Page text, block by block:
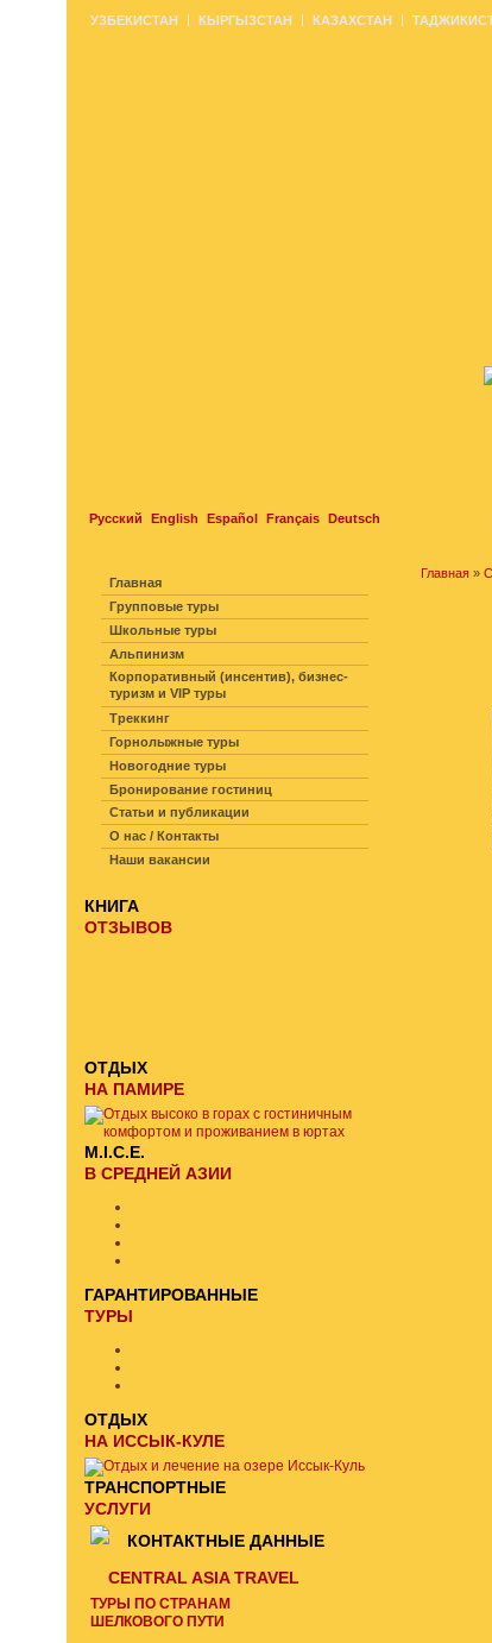
Русский English Español Français Deutsch
УЗБЕКИСТАН КЫРГЫЗСТАН КАЗАХСТАН
Главная »
Главная
Групповые туры
Школьные туры
Альпинизм
Корпоративный (инсентив), бизнес-
туризм и VIP туры
Треккинг
Горнолыжные туры
Новогодние туры
Бронирование гостиниц
Статьи и публикации
О нас / Контакты
Наши вакансии
КНИГА
ОТЗЫВОВ
ОТДЫХ
НА ПАМИРЕ
M.I.C.E.
В СРЕДНЕЙ АЗИИ
ГАРАНТИРОВАННЫЕ
ТУРЫ
ОТДЫХ
НА ИССЫК-КУЛЕ
ТРАНСПОРТНЫЕ
УСЛУГИ
КОНТАКТНЫЕ ДАННЫЕ
CENTRAL ASIA TRAVEL
ТУРЫ ПО СТРАНАМ
ШЕЛКОВОГО ПУТИ